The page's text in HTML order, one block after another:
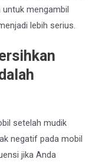
mengambil
lebih serius.
setelah mudik
negatif pada mobil
jika Anda